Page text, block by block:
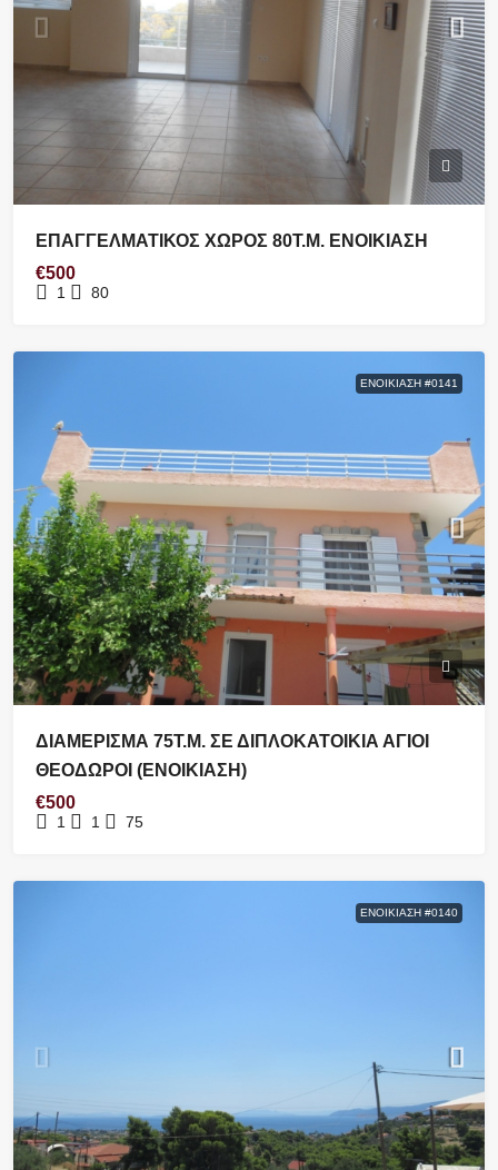
ΕΠΑΓΓΕΛΜΑΤΙΚΟΣ ΧΩΡΟΣ 80Τ.Μ. ΕΝΟΙΚΙΑΣΗ
€500
1 80
ΕΝΟΙΚΊΑΣΗ #0141
ΔΙΑΜΕΡΙΣΜΑ 75Τ.Μ. ΣΕ ΔΙΠΛΟΚΑΤΟΙΚΙΑ ΑΓΙΟΙ
ΘΕΟΔΩΡΟΙ (ΕΝΟΙΚΙΑΣΗ)
€500
1 1 75
ΕΝΟΙΚΊΑΣΗ #0140